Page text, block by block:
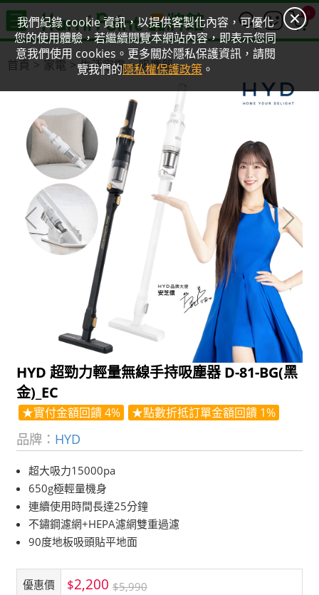
我們紀錄 cookie 資訊，以提供客製化內容，可優化
您的使用體驗，若繼續閱覽本網站內容，即表示您同
意我們使用 cookies。更多關於隱私保護資訊，請閱
覽我們的隱私權保護政策 。
0
首頁 家電 生活家電 吸塵器
HYD 超勁力輕量無線手持吸塵器 D-81-BG(黑
金)_EC
★實付金額回饋 4% ★點數折抵訂單金額回饋 1%
品牌： HYD
超大吸力15000pa
650g極輕量機身
連續使用時間長達25分鐘
不鏽鋼濾網+HEPA濾網雙重過濾
90度地板吸頭貼平地面
優惠價 $2,200 $5,990